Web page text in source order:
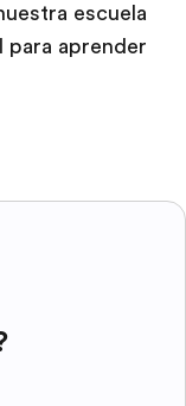
escuela
para aprender